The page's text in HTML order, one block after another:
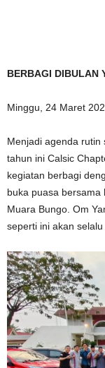
BERBAGI DIBULAN
Minggu, 24 Maret
Menjadi agenda rutin
tahun ini Calsic
kegiatan berbagi
buka puasa bersama
Muara Bungo. Om
seperti ini akan